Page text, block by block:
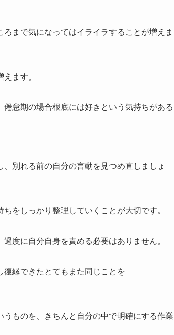
まで気になってはイライラすることが増えま
ます。
怠期の場合根底には好きという気持ちがある
別れる前の自分の言動を見つめ直しましょ
をしっかり整理していくことが大切です。
度に自分自身を責める必要はありません。
縁できたとてもまた同じことを
ものを、きちんと自分の中で明確にする作業